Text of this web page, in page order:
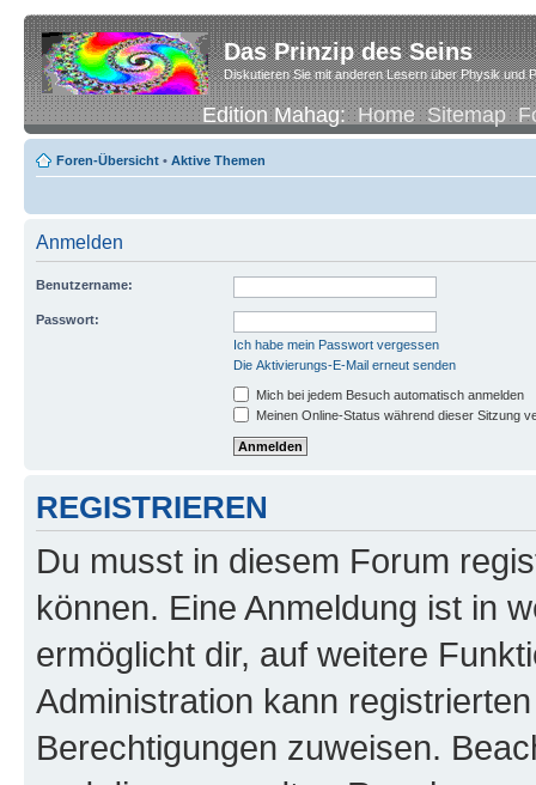
Das Prinzip des Seins
Diskutieren Sie mit anderen Lesern über Physik und
Edition Mahag:Home Sitemap
Foren-Übersicht • Aktive Themen
Anmelden
Benutzername:
Passwort:
Ich habe mein Passwort vergessen
Die Aktivierungs-E-Mail erneut senden
Mich bei jedem Besuch automatisch anmelden
Meinen Online-Status während dieser Sitzung
REGISTRIEREN
Du musst in diesem Forum
können. Eine Anmeldung ist in
ermöglicht dir, auf weitere
Administration kann
Berechtigungen zuweisen.